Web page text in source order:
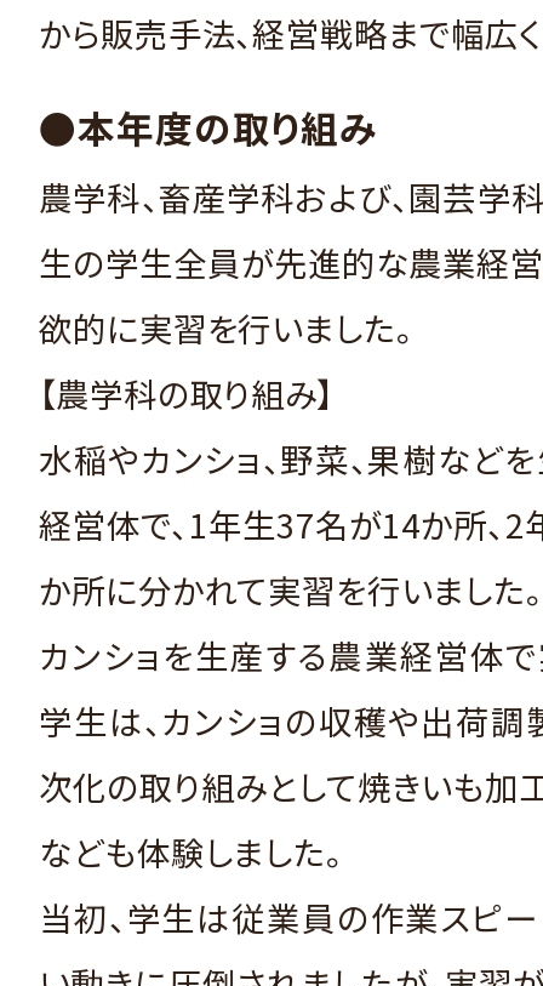
から販売手法、経営戦略まで幅広く
●本年度の取り組み
農学科、畜産学科および、園芸学
生の学生全員が先進的な農業経
欲的に実習を行いました。
【農学科の取り組み】
水稲やカンショ、野菜、果樹など
経営体で、1年生37名が14か所、
か所に分かれて実習を行いました。
カンショを生産する農業経営体
学生は、カンショの収穫や出荷調
次化の取り組みとして焼きいも加
なども体験しました。
当初、学生は従業員の作業スピ